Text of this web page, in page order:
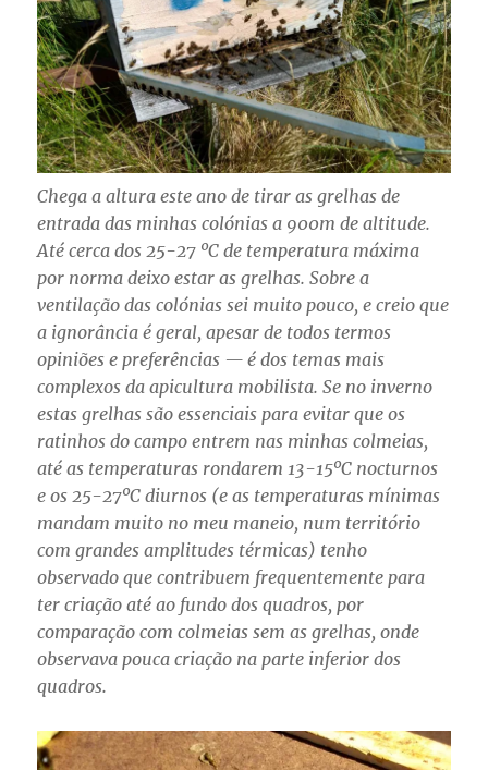
Chega a altura este ano de tirar as grelhas de
entrada das minhas colónias a 900m de altitude.
Até cerca dos 25-27 ºC de temperatura máxima
por norma deixo estar as grelhas. Sobre a
ventilação das colónias sei muito pouco, e creio que
a ignorância é geral, apesar de todos termos
opiniões e preferências — é dos temas mais
complexos da apicultura mobilista. Se no inverno
estas grelhas são essenciais para evitar que os
ratinhos do campo entrem nas minhas colmeias,
até as temperaturas rondarem 13-15ºC nocturnos
e os 25-27ºC diurnos (e as temperaturas mínimas
mandam muito no meu maneio, num território
com grandes amplitudes térmicas) tenho
observado que contribuem frequentemente para
ter criação até ao fundo dos quadros, por
comparação com colmeias sem as grelhas, onde
observava pouca criação na parte inferior dos
quadros.